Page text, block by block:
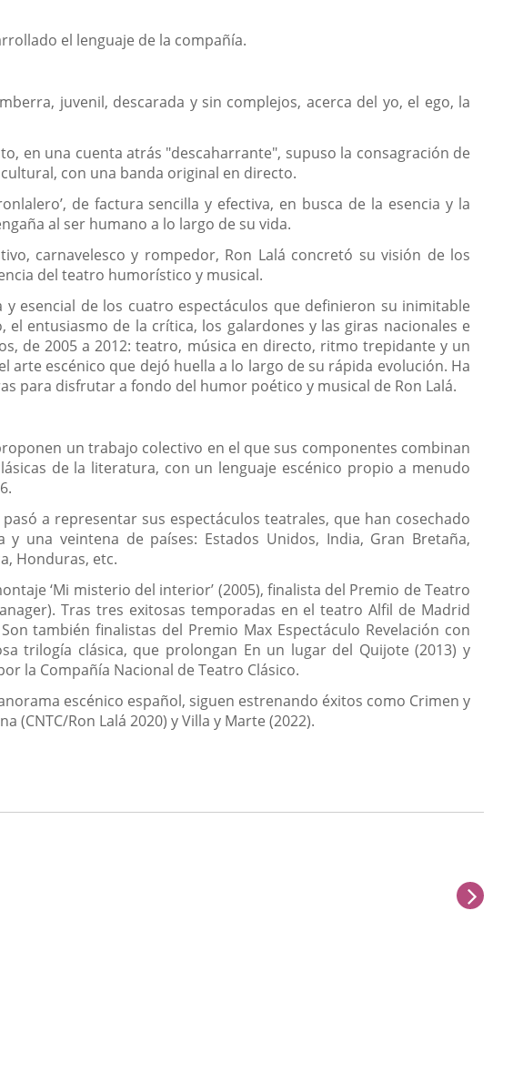
el lenguaje de la compañía.
juvenil, descarada y sin complejos, acerca del yo, el ego, la
en una cuenta atrás "descaharrante", supuso la consagración de
con una banda original en directo.
de factura sencilla y efectiva, en busca de la esencia y la
al ser humano a lo largo de su vida.
carnavelesco y rompedor, Ron Lalá concretó su visión de los
del teatro humorístico y musical.
esencial de los cuatro espectáculos que definieron su inimitable
entusiasmo de la crítica, los galardones y las giras nacionales e
de 2005 a 2012: teatro, música en directo, ritmo trepidante y un
escénico que dejó huella a lo largo de su rápida evolución. Ha
para disfrutar a fondo del humor poético y musical de Ron Lalá.
un trabajo colectivo en el que sus componentes combinan
de la literatura, con un lenguaje escénico propio a menudo
a representar sus espectáculos teatrales, que han cosechado
una veintena de países: Estados Unidos, India, Gran Bretaña,
Honduras, etc.
‘Mi misterio del interior’ (2005), finalista del Premio de Teatro
Tras tres exitosas temporadas en el teatro Alfil de Madrid
también finalistas del Premio Max Espectáculo Revelación con
trilogía clásica, que prolongan En un lugar del Quijote (2013) y
la Compañía Nacional de Teatro Clásico.
escénico español, siguen estrenando éxitos como Crimen y
(CNTC/Ron Lalá 2020) y Villa y Marte (2022).
next